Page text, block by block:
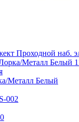
Проходной наб.
Металл Белый
Металл Белый
002